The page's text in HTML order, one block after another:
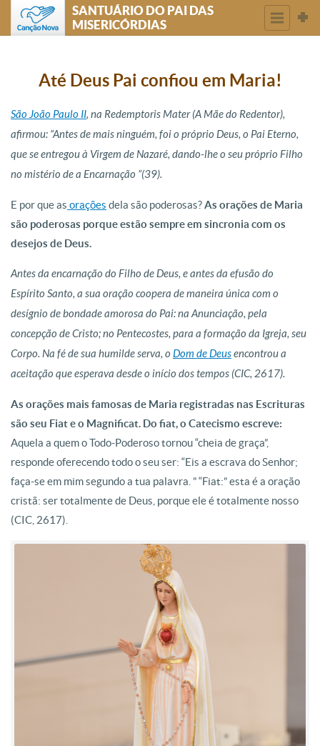
SANTUÁRIO DO PAI DAS
MISERICÓRDIAS
Até Deus Pai confiou em Maria!
São João Paulo II, na Redemptoris Mater (A Mãe do Redentor),
afirmou: “Antes de mais ninguém, foi o próprio Deus, o Pai Eterno,
que se entregou à Virgem de Nazaré, dando-lhe o seu próprio Filho
no mistério de a Encarnação ”(39).
E por que as orações dela são poderosas?As orações de Maria
são poderosas porque estão sempre em sincronia com os
desejos de Deus.
Antes da encarnação do Filho de Deus, e antes da efusão do
Espírito Santo, a sua oração coopera de maneira única com o
desígnio de bondade amorosa do Pai: na Anunciação, pela
concepção de Cristo; no Pentecostes, para a formação da Igreja, seu
Corpo. Na fé de sua humilde serva, o Dom de Deusencontrou a
aceitação que esperava desde o início dos tempos (CIC, 2617).
As orações mais famosas de Maria registradas nas Escrituras
são seu Fiat e o Magnificat. Do fiat, o Catecismo escreve:
Aquela a quem o Todo-Poderoso tornou “cheia de graça”,
responde oferecendo todo o seu ser: “Eis a escrava do Senhor;
faça-se em mim segundo a tua palavra. ” “Fiat:” esta é a oração
cristã: ser totalmente de Deus, porque ele é totalmente nosso
(CIC, 2617).